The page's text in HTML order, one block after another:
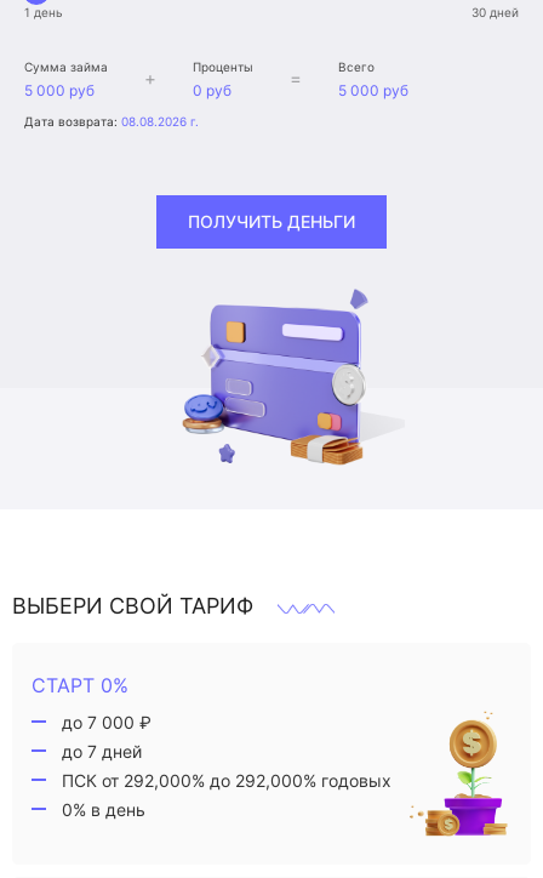
1 день 30 дней
Сумма займа
5 000 руб
+ Проценты
0 руб
= Всего
5 000 руб
Дата возврата: 08.08.2026 г.
ПОЛУЧИТЬ ДЕНЬГИ
ВЫБЕРИ СВОЙ ТАРИФ
СТАРТ 0%
до 7 000 ₽
до 7 дней
ПСК от 292,000% до 292,000% годовых
0% в день